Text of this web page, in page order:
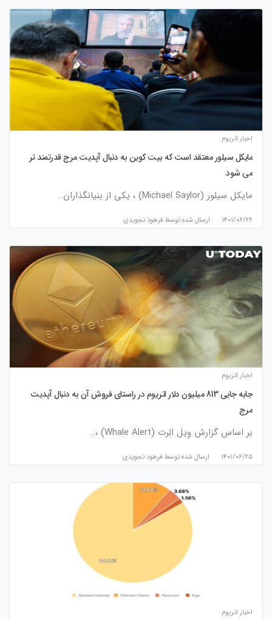
اخبار اتریوم
مایکل سیلور معتقد است که بیت کوین به دنبال آپدیت مرج قدرتمند تر
می شود
مایکل سیلور (Michael Saylor) ، یکی از بنیانگذاران…
۱۴۰۱/۰۶/۲۶ ارسال شده توسط فرهود تجویدی
اخبار اتریوم
جابه جایی 813 میلیون دلار اتریوم در راستای فروش آن به دنبال آپدیت
مرج
بر اساس گزارش وِیل الِرت (Whale Alert) ،…
۱۴۰۱/۰۶/۲۵ ارسال شده توسط فرهود تجویدی
اخبار اتریوم